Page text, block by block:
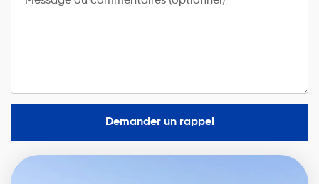
Demander un rappel